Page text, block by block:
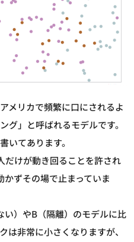
メリカで頻繁に口にされるよ
グ」と呼ばれるモデルです。
いてあります。
だけが動き回ることを許され
ずその場で止まっていま
い）やB（隔離）のモデルに比
は非常に小さくなりますが、